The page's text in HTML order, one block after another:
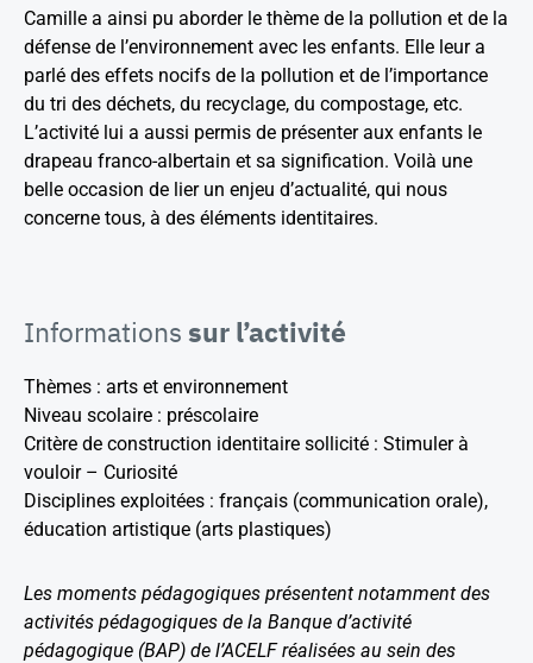
Camille a ainsi pu aborder le thème de la pollution et de la
défense de l’environnement avec les enfants. Elle leur a
parlé des effets nocifs de la pollution et de l’importance
du tri des déchets, du recyclage, du compostage, etc.
L’activité lui a aussi permis de présenter aux enfants le
drapeau franco-albertain et sa signification. Voilà une
belle occasion de lier un enjeu d’actualité, qui nous
concerne tous, à des éléments identitaires.
Informations sur l’activité
Thèmes : arts et environnement
Niveau scolaire : préscolaire
Critère de construction identitaire sollicité : Stimuler à
vouloir – Curiosité
Disciplines exploitées : français (communication orale),
éducation artistique (arts plastiques)
Les moments pédagogiques présentent notamment des
activités pédagogiques de la Banque d’activité
pédagogique (BAP) de l’ACELF réalisées au sein des